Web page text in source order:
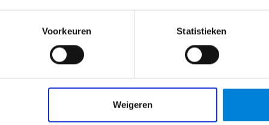
Voorkeuren Statistieken
Weigeren
. Jouw sollicitatie wordt doorgezet naar SABIC.
zoek naar meerdere elektromonteurs voor onze
batterijsystemen! Wat…
Bekijk vacature